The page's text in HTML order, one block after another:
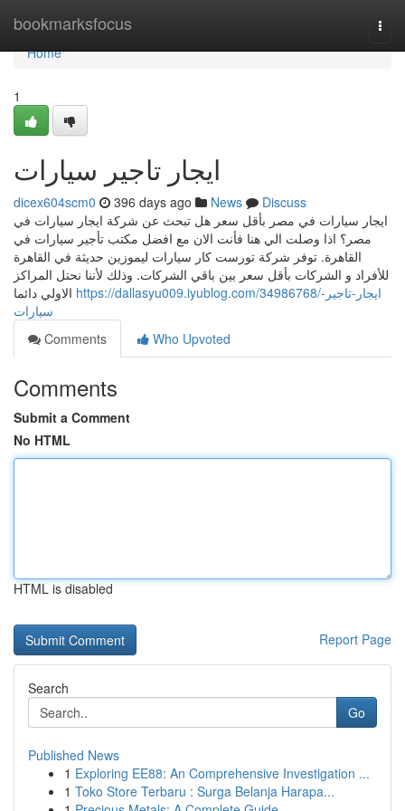
bookmarksfocus
Home
Home
1
ايجار تاجير سيارات
dicex604scm0 396 days ago News
Discuss
ايجار سيارات في مصر بأقل سعر هل تبحث عن شركة ايجار سيارات في
مصر؟ اذا وصلت الي هنا فأنت الان مع افضل مكتب تأجير سيارات في
القاهرة. توفر شركة تورست كار سيارات ليموزين حديثة في القاهرة
للأفراد و الشركات بأقل سعر بين باقي الشركات. وذلك لأننا نحتل المراكز
https://dallasyu009.iyublog.com/34986768/ايجار-تاجير-
سيارات
Comments
Who Upvoted
Comments
Submit a Comment
No HTML
HTML is disabled
Report Page
Search
Go
Published News
1 Exploring EE88: An Comprehensive Investigation ...
1 Toko Store Terbaru : Surga Belanja Harapa...